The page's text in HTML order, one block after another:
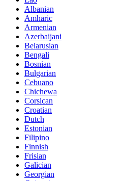
Albanian
Amharic
Armenian
Azerbaijani
Belarusian
Bengali
Bosnian
Bulgarian
Cebuano
Chichewa
Corsican
Croatian
Dutch
Estonian
Filipino
Finnish
Frisian
Galician
Georgian